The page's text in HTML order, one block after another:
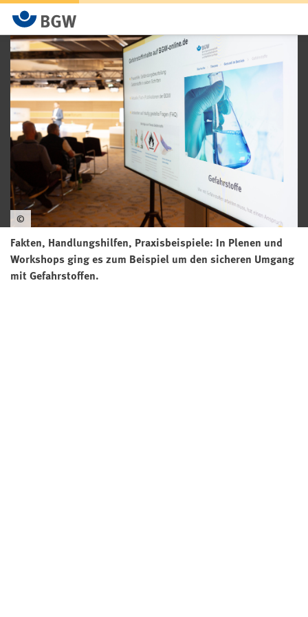
©
Fakten, Handlungshilfen, Praxisbeispiele: In Plenen und
Workshops ging es zum Beispiel um den sicheren Umgang
mit Gefahrstoffen.